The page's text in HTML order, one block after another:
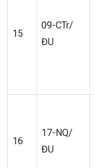
15
09-CTr/
ĐU
16
17-NQ/
ĐU